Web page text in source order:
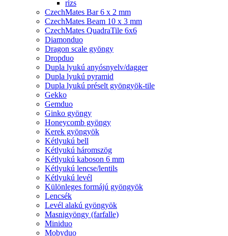
rizs
CzechMates Bar 6 x 2 mm
CzechMates Beam 10 x 3 mm
CzechMates QuadraTile 6x6
Diamonduo
Dragon scale gyöngy
Dropduo
Dupla lyukú anyósnyelv/dagger
Dupla lyukú pyramid
Dupla lyukú préselt gyöngyök-tile
Gekko
Gemduo
Ginko gyöngy
Honeycomb gyöngy
Kerek gyöngyök
Kétlyukú bell
Kétlyukú háromszög
Kétlyukú kaboson 6 mm
Kétlyukú lencse/lentils
Kétlyukú levél
Különleges formájú gyöngyök
Lencsék
Levél alakú gyöngyök
Masnigyöngy (farfalle)
Miniduo
Mobyduo